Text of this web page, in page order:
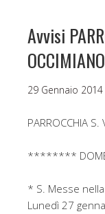
Avvisi
OCCIMIANO
29 Gennaio 2014
PARROCCHIA S.
********
* S. Messe
Lunedì 27